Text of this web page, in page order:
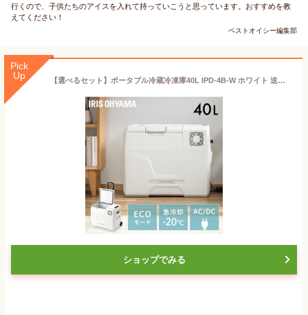
行くので、子供たちのアイスを入れて持っていこうと思っています。おすすめを教
えてください！
ベストオイシー編集部
Pick
Up
【選べるセット】ポータブル冷蔵冷凍庫40L IPD-4B-W ホワイト 送料無料 ポータブル冷蔵庫 ポータブル冷凍庫 ポータブル冷凍冷蔵庫 車載冷蔵庫 40L ポータブル 冷蔵庫 冷凍庫 アウトドア キャンプ クーラーボックス アイリスオーヤマ[安心延長保証対象]【iris_dl02】
ショップでみる